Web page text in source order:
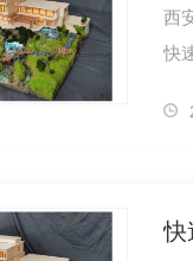
西
快